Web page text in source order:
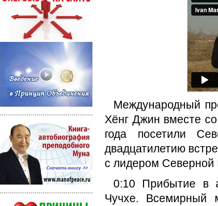
Международный
Хёнг Джин вместе
года посетили
двадцатилетию
с лидером
0:10 Прибытие в
Чучхе. Всемирный